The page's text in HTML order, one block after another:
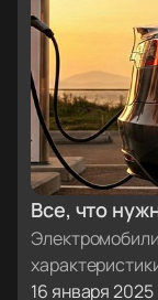
Все, что
16 января